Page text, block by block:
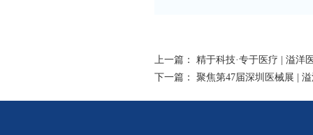
上一篇： 精于科技·专于医疗 | 溢洋
下一篇： 聚焦第47届深圳医械展 |